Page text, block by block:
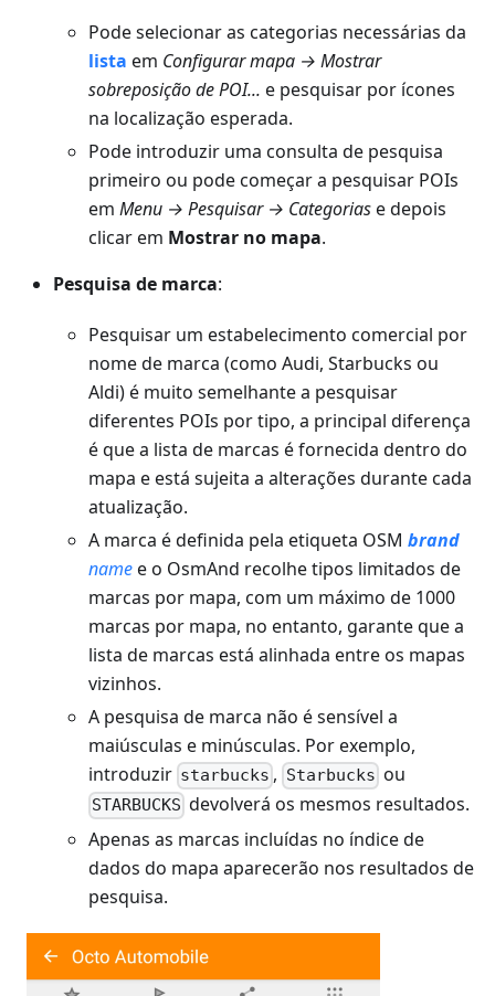
Pode selecionar as categorias necessárias da
lista em Configurar mapa → Mostrar
sobreposição de POI... e pesquisar por ícones
na localização esperada.
Pode introduzir uma consulta de pesquisa
primeiro ou pode começar a pesquisar POIs
em Menu → Pesquisar → Categoriase depois
clicar em Mostrar no mapa.
Pesquisa de marca:
Pesquisar um estabelecimento comercial por
nome de marca (como Audi, Starbucks ou
Aldi) é muito semelhante a pesquisar
diferentes POIs por tipo, a principal diferença
é que a lista de marcas é fornecida dentro do
mapa e está sujeita a alterações durante cada
atualização.
A marca é definida pela etiqueta OSM brand
namee o OsmAnd recolhe tipos limitados de
marcas por mapa, com um máximo de 1000
marcas por mapa, no entanto, garante que a
lista de marcas está alinhada entre os mapas
vizinhos.
A pesquisa de marca não é sensível a
maiúsculas e minúsculas. Por exemplo,
introduzir starbucks , Starbucks ou
STARBUCKS devolverá os mesmos resultados.
Apenas as marcas incluídas no índice de
dados do mapa aparecerão nos resultados de
pesquisa.